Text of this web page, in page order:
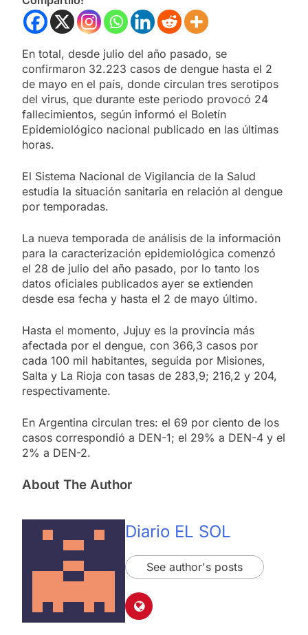
En total, desde julio del año pasado, se
confirmaron 32.223 casos de dengue hasta el 2
de mayo en el país, donde circulan tres serotipos
del virus, que durante este periodo provocó 24
fallecimientos, según informó el Boletín
Epidemiológico nacional publicado en las últimas
horas.
El Sistema Nacional de Vigilancia de la Salud
estudia la situación sanitaria en relación al dengue
por temporadas.
La nueva temporada de análisis de la información
para la caracterización epidemiológica comenzó
el 28 de julio del año pasado, por lo tanto los
datos oficiales publicados ayer se extienden
desde esa fecha y hasta el 2 de mayo último.
Hasta el momento, Jujuy es la provincia más
afectada por el dengue, con 366,3 casos por
cada 100 mil habitantes, seguida por Misiones,
Salta y La Rioja con tasas de 283,9; 216,2 y 204,
respectivamente.
En Argentina circulan tres: el 69 por ciento de los
casos correspondió a DEN-1; el 29% a DEN-4 y el
2% a DEN-2.
About The Author
Diario EL SOL
See author's posts